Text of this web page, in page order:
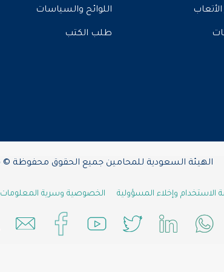
الأتعاب اللوائح والسياسات
طلب الكتب
الهيئة السعودية للمحامين جميع الحقوق محفوظة © 2026
الاستخدام وإخلاء المسؤولية الخصوصية وسرية المعلومات